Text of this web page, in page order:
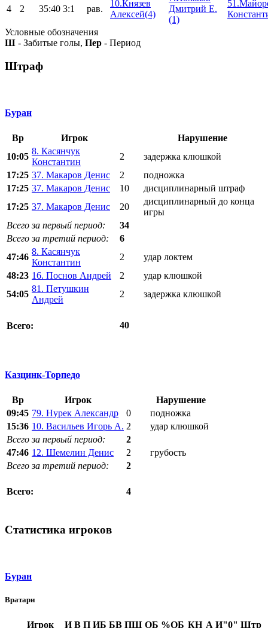
4 2 35:40 3:1 рав.
10.Князев
Алексей(4)
Дмитрий Е.
(1)
Условные обозначения
Ш - Забитые голы, Пер - Период
Штраф
Буран
Вр Игрок
Нарушение
10:05
8. Касянчук
Константин
2
задержка клюшкой
17:25 37. Макаров Денис 2
подножка
17:25 37. Макаров Денис 10
дисциплинарный штраф
17:25 37. Макаров Денис 20
дисциплинарный до конца
игры
Всего за первый период:
34
Всего за третий период:
6
47:46
8. Касянчук
Константин
2
удар локтем
48:23 16. Поснов Андрей 2
удар клюшкой
54:05
81. Петушкин
Андрей
2 задержка клюшкой
Всего: 40
Казцинк-Торпедо
Вр Игрок
Нарушение
09:45 79. Нурек Александр 0
подножка
15:36 10. Васильев Игорь А. 2
удар клюшкой
Всего за первый период:
2
47:46 12. Шемелин Денис 2
грубость
Всего за третий период:
2
Всего: 4
Статистика игроков
Буран
Вратари
Игрок И В П ИБ БВ ПШ ОБ %ОБ КН А И"0" Штр